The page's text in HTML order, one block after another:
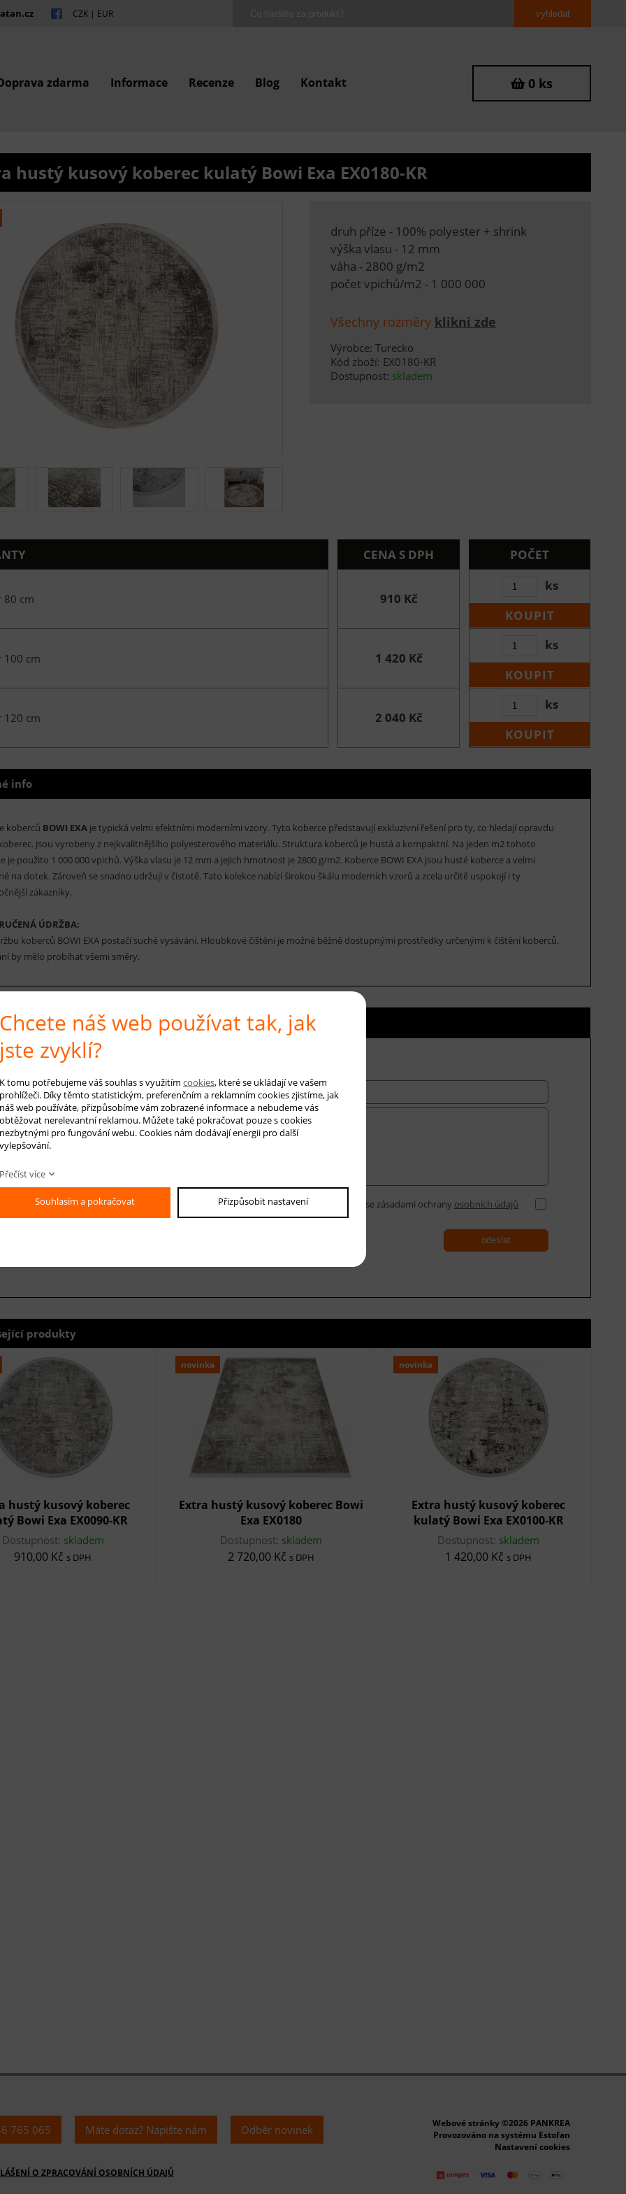
CZK | EUR
zdarma Informace Recenze Blog Kontakt 0 ks
hustý kusový koberec kulatý Bowi Exa EX0180-KR
druh příze - 100% polyester + shrink
výška vlasu - 12 mm
váha - 2800 g/m2
počet vpichů/m2 - 1 000 000
Všechny rozměry klikni zde
Výrobce: Turecko
Kód zboží: EX0180-KR
Dostupnost: skladem
CENA S DPH POČET
80 cm 910 Kč
ks
KOUPIT
100 cm 1 420 Kč
ks
KOUPIT
120 cm 2 040 Kč
ks
KOUPIT
info
koberců BOWI EXA je typická velmi efektními moderními vzory. Tyto koberce představují exkluzivní řešení pro ty, co hledají opravdu
Jsou vyrobeny z nejkvalitnějšího polyesterového materiálu. Struktura koberců je hustá a kompaktní. Na jeden m2 tohoto
je použito 1 000 000 vpichů. Výška vlasu je 12 mm a jejich hmotnost je 2800 g/m2. Koberce BOWI EXA jsou husté koberce a velmi
na dotek. Zároveň se snadno udržují v čistotě. Tato kolekce nabízí širokou škálu moderních vzorů a zcela určitě uspokojí i ty
zákazníky.
ÚDRŽBA:
koberců BOWI EXA postačí suché vysávání. Hloubkové čištění je možné běžně dostupnými prostředky určenými k čištění koberců.
by mělo probíhat všemi směry.
produkt Hlídání ceny
E-mail *
Váš dotaz
Souhlasím se zásadami ochrany osobních údajů
odeslat
produkty
hustý kusový koberec
Bowi Exa EX0090-KR
Dostupnost: skladem
910,00 Kč s DPH
novinka
Extra hustý kusový koberec Bowi
Exa EX0180
Dostupnost: skladem
2 720,00 Kč s DPH
novinka
Extra hustý kusový koberec
kulatý Bowi Exa EX0100-KR
Dostupnost: skladem
1 420,00 Kč s DPH
O ZPRACOVÁNÍ OSOBNÍCH ÚDAJŮ
765 065 Máte dotaz? Napište nám Odběr novinek
Webové stránky ©2026 PANKREA
Provozováno na systému Estofan
Nastavení cookies
Chcete náš web používat tak, jak
jste zvyklí?
K tomu potřebujeme váš souhlas s využitím cookies, které se ukládají ve vašem
prohlížeči. Díky těmto statistickým, preferenčním a reklamním cookies zjistíme, jak
náš web používáte, přizpůsobíme vám zobrazené informace a nebudeme vás
obtěžovat nerelevantní reklamou. Můžete také pokračovat pouze s cookies
nezbytnými pro fungování webu. Cookies nám dodávají energii pro další
vylepšování.
Přečíst více
Souhlasím a pokračovat Přizpůsobit nastavení